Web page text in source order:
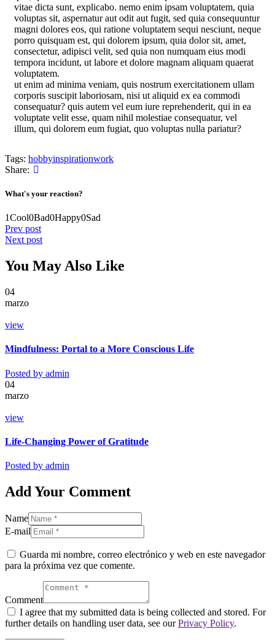
vitae dicta sunt, explicabo. nemo enim ipsam voluptatem, quia
voluptas sit, aspernatur aut odit aut fugit, sed quia consequuntur
magni dolores eos, qui ratione voluptatem sequi nesciunt, neque
porro quisquam est, qui dolorem ipsum, quia dolor sit, amet,
consectetur, adipisci velit, sed quia non numquam eius modi
tempora incidunt, ut labore et dolore magnam aliquam quaerat
voluptatem.
ut enim ad minima veniam, quis nostrum exercitationem ullam
corporis suscipit laboriosam, nisi ut aliquid ex ea commodi
consequatur? quis autem vel eum iure reprehenderit, qui in ea
voluptate velit esse, quam nihil molestiae consequatur, vel
illum, qui dolorem eum fugiat, quo voluptas nulla pariatur?
Tags: hobbyinspirationwork
Share:
What's your reaction?
1Cool0Bad0Happy0Sad
Prev post
Next post
You May Also Like
04
marzo
view
Mindfulness: Portal to a More Conscious Life
Posted by admin
04
marzo
view
Life-Changing Power of Gratitude
Posted by admin
Add Your Comment
Name
E-mail
Guarda mi nombre, correo electrónico y web en este navegador
para la próxima vez que comente.
Comment
I agree that my submitted data is being collected and stored. For
further details on handling user data, see ourPrivacy Policy.